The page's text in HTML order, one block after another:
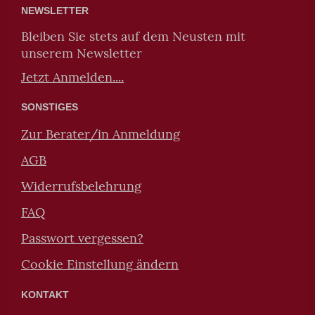
NEWSLETTER
Bleiben Sie stets auf dem Neusten mit
unserem Newsletter
Jetzt Anmelden....
SONSTIGES
Zur Berater/in Anmeldung
AGB
Widerrufsbelehrung
FAQ
Passwort vergessen?
Cookie Einstellung ändern
KONTAKT